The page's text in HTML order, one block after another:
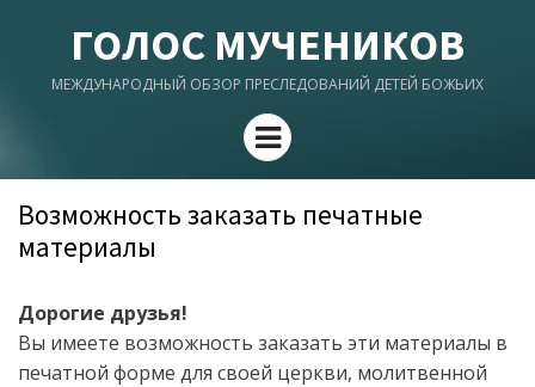
ГОЛОС МУЧЕНИКОВ
МЕЖДУНАРОДНЫЙ ОБЗОР ПРЕСЛЕДОВАНИЙ ДЕТЕЙ БОЖЬИХ
Menu
Возможность заказать печатные
материалы
Дорогие друзья!
Вы имеете возможность заказать эти материалы в
печатной форме для своей церкви, молитвенной